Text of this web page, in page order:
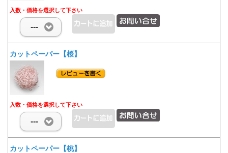
入数・価格を選択して下さい
---
カットペーパー【桜】
入数・価格を選択して下さい
---
カットペーパー【桃】